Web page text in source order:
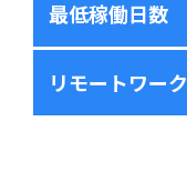
最低稼働日数
リモートワーク